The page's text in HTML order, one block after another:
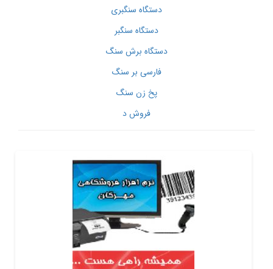
دستگاه سنگبری
دستگاه سنگبر
دستگاه برش سنگ
فارسی بر سنگ
پخ زن سنگ
فروش د